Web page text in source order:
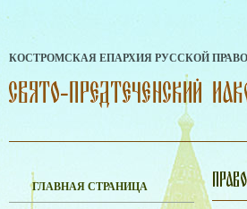
КОСТРОМСКАЯ ЕПАРХИЯ РУССКОЙ
ГЛАВНАЯ СТРАНИЦА